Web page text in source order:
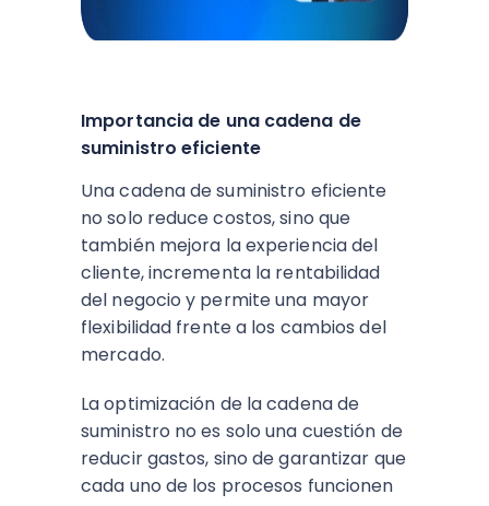
Importancia de una cadena de
suministro eficiente
Una cadena de suministro eficiente
no solo reduce costos, sino que
también mejora la experiencia del
cliente, incrementa la rentabilidad
del negocio y permite una mayor
flexibilidad frente a los cambios del
mercado.
La optimización de la cadena de
suministro no es solo una cuestión de
reducir gastos, sino de garantizar que
cada uno de los procesos funcionen